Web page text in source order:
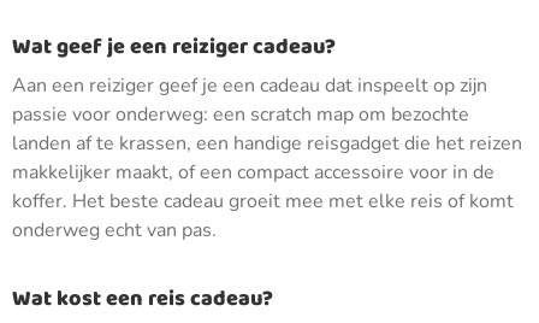
Wat geef je een reiziger cadeau?
Aan een reiziger geef je een cadeau dat inspeelt op zijn
passie voor onderweg: een scratch map om bezochte
landen af te krassen, een handige reisgadget die het reizen
makkelijker maakt, of een compact accessoire voor in de
koffer. Het beste cadeau groeit mee met elke reis of komt
onderweg echt van pas.
Wat kost een reis cadeau?